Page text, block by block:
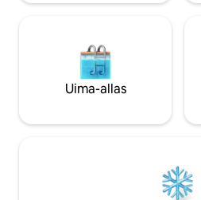
Uima-allas